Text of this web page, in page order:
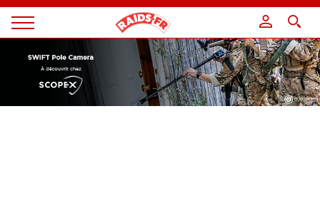
Magazine
Panneau de gestion des cookies